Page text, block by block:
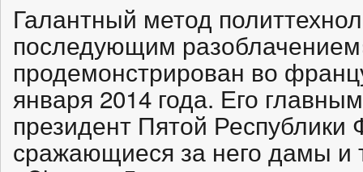
Галантный метод
последующим
продемонстрирован во
января 2014 года. Его
президент Пятой
сражающиеся за него дамы и